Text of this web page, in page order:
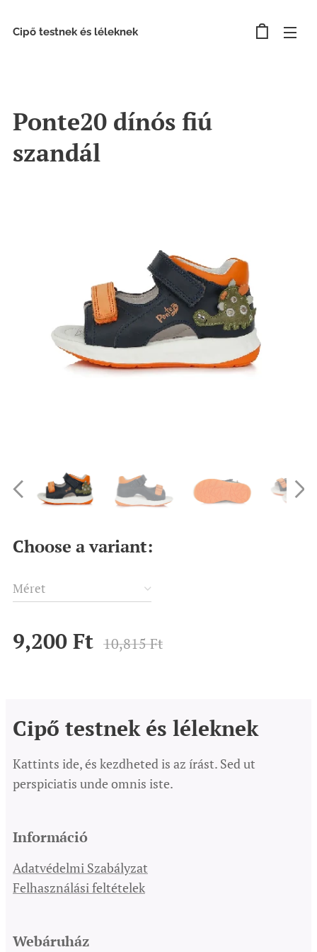
Cipő testnek és léleknek
Ponte20 dínós fiú
szandál
Choose a variant:
Méret
9,200 Ft 10,815Ft
Cipő testnek és léleknek
Kattints ide, és kezdheted is az írást. Sed ut
perspiciatis unde omnis iste.
Információ
Adatvédelmi Szabályzat
Felhasználási feltételek
Webáruház